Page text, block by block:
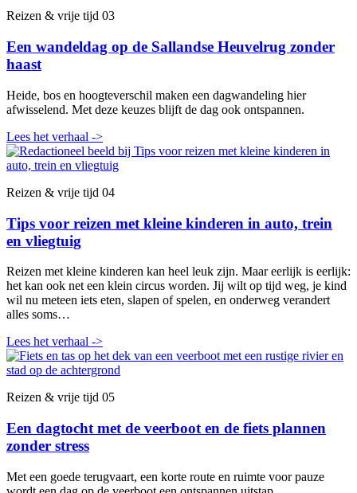
Reizen & vrije tijd 03
Een wandeldag op de Sallandse Heuvelrug zonder
haast
Heide, bos en hoogteverschil maken een dagwandeling hier
afwisselend. Met deze keuzes blijft de dag ook ontspannen.
Lees het verhaal ->
Reizen & vrije tijd 04
Tips voor reizen met kleine kinderen in auto, trein
en vliegtuig
Reizen met kleine kinderen kan heel leuk zijn. Maar eerlijk is eerlijk:
het kan ook net een klein circus worden. Jij wilt op tijd weg, je kind
wil nu meteen iets eten, slapen of spelen, en onderweg verandert
alles soms…
Lees het verhaal ->
Reizen & vrije tijd 05
Een dagtocht met de veerboot en de fiets plannen
zonder stress
Met een goede terugvaart, een korte route en ruimte voor pauze